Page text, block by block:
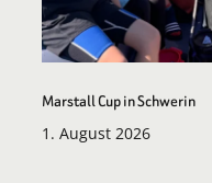
Marstall Cup in Schwerin
1. August 2026